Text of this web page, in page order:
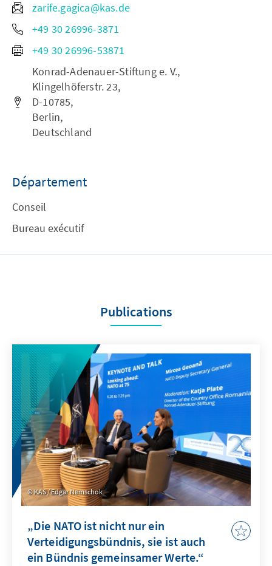
zarife.gagica@kas.de
+49 30 26996-3871
+49 30 26996-53871
Konrad-Adenauer-Stiftung e. V.,
Klingelhöferstr. 23,
D-10785,
Berlin,
Deutschland
Département
Conseil
Bureau exécutif
Publications
KAS / Edgar Nemschok
„Die NATO ist nicht nur ein
Verteidigungsbündnis, sie ist auch
ein Bündnis gemeinsamer Werte.“